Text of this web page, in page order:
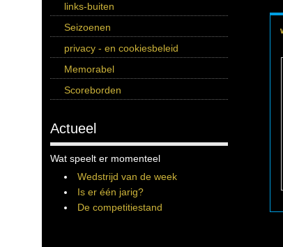
links-buiten
Seizoenen
privacy - en cookiesbeleid
Memorabel
Scoreborden
Actueel
Wat speelt er momenteel
Wedstrijd van de week
Is er één jarig?
De competitiestand